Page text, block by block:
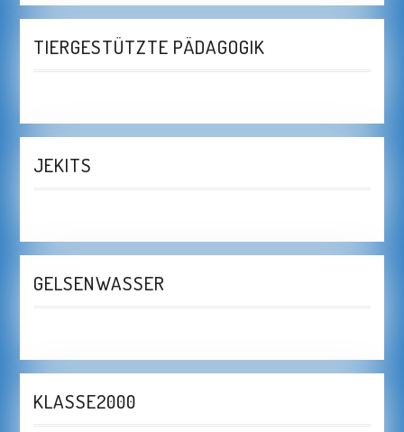
TIERGESTÜTZTE PÄDAGOGIK
JEKITS
GELSENWASSER
KLASSE2000